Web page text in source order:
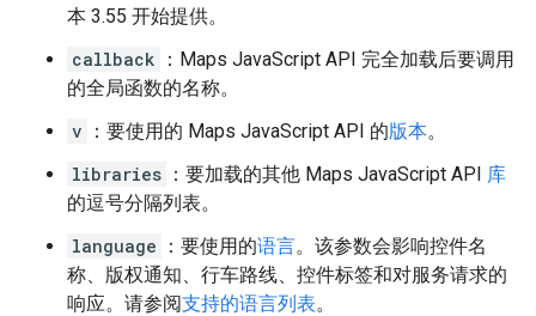
本 3.55 开始提供。
callback
：Maps JavaScript API 完全加载后要调用
的全局函数的名称。
v
：要使用的 Maps JavaScript API 的版本。
libraries ：要加载的其他 Maps JavaScript API 库
的逗号分隔列表。
language
：要使用的语言。该参数会影响控件名
称、版权通知、行车路线、控件标签和对服务请求的
响应。请参阅支持的语言列表。